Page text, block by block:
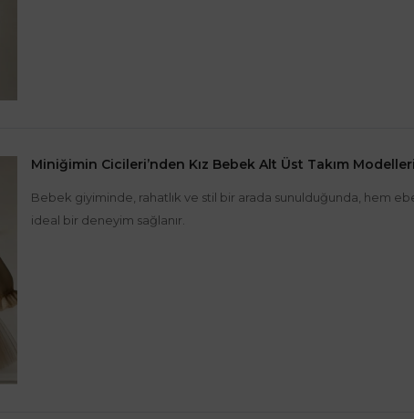
Miniğimin Cicileri’nden Kız Bebek Alt Üst Takım Modelleri
Bebek giyiminde, rahatlık ve stil bir arada sunulduğunda, hem
ideal bir deneyim sağlanır.